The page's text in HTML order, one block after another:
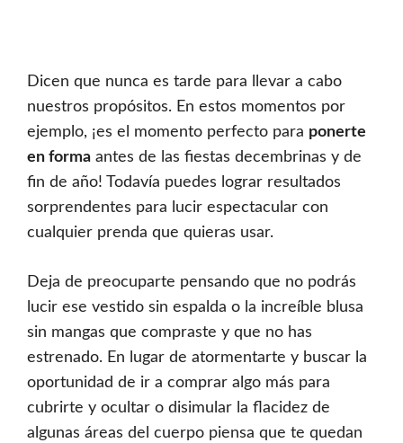
Dicen que nunca es tarde para llevar a cabo
nuestros propósitos. En estos momentos por
ejemplo, ¡es el momento perfecto para ponerte
en forma antes de las fiestas decembrinas y de
fin de año! Todavía puedes lograr resultados
sorprendentes para lucir espectacular con
cualquier prenda que quieras usar.
Deja de preocuparte pensando que no podrás
lucir ese vestido sin espalda o la increíble blusa
sin mangas que compraste y que no has
estrenado. En lugar de atormentarte y buscar la
oportunidad de ir a comprar algo más para
cubrirte y ocultar o disimular la flacidez de
algunas áreas del cuerpo piensa que te quedan